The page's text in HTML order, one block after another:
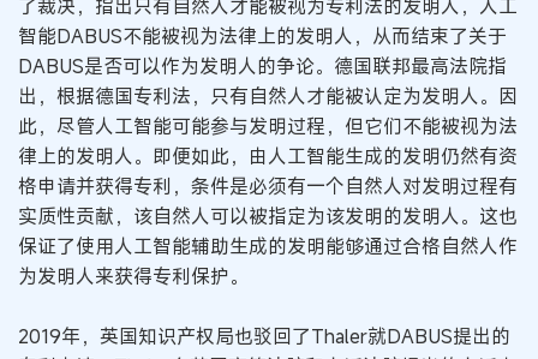
了裁决，指出只有自然人才能被视为专利法的发明人，人工
智能DABUS不能被视为法律上的发明人，从而结束了关于
DABUS是否可以作为发明人的争论。德国联邦最高法院指
出，根据德国专利法，只有自然人才能被认定为发明人。因
此，尽管人工智能可能参与发明过程，但它们不能被视为法
律上的发明人。即便如此，由人工智能生成的发明仍然有资
格申请并获得专利，条件是必须有一个自然人对发明过程有
实质性贡献，该自然人可以被指定为该发明的发明人。这也
保证了使用人工智能辅助生成的发明能够通过合格自然人作
为发明人来获得专利保护。
2019年，英国知识产权局也驳回了Thaler就DABUS提出的